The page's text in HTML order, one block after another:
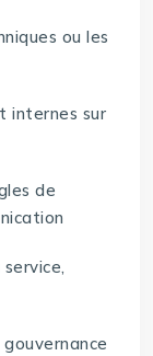
ou les
internes sur
de